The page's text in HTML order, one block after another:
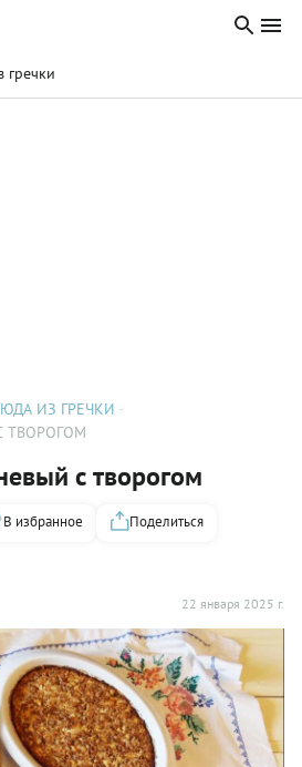
гречки
ИЗ ГРЕЧКИ
ТВОРОГОМ
с творогом
22 января 2025 г.
В избранное
Поделиться